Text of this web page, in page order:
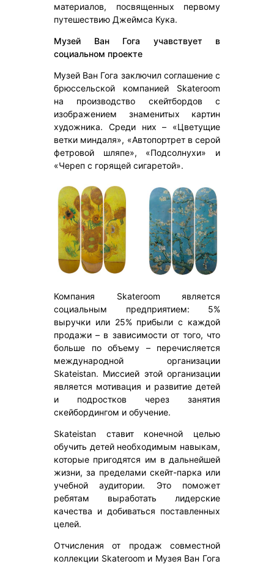
материалов, посвященных первому
путешествию Джеймса Кука.
Музей Ван Гога учавствует в
социальном проекте
Музей Ван Гога заключил соглашение с
брюссельской компанией Skateroom
на производство скейтбордов с
изображением знаменитых картин
художника. Среди них – «Цветущие
ветки миндаля», «Автопортрет в серой
фетровой шляпе», «Подсолнухи» и
«Череп с горящей сигаретой».
Компания Skateroom является
социальным предприятием: 5%
выручки или 25% прибыли с каждой
продажи – в зависимости от того, что
больше по объему – перечисляется
международной организации
Skateistan. Миссией этой организации
является мотивация и развитие детей
и подростков через занятия
скейбордингом и обучение.
Skateistan ставит конечной целью
обучить детей необходимым навыкам,
которые пригодятся им в дальнейшей
жизни, за пределами скейт-парка или
учебной аудитории. Это поможет
ребятам выработать лидерские
качества и добиваться поставленных
целей.
Отчисления от продаж совместной
коллекции Skateroom и Музея Ван Гога